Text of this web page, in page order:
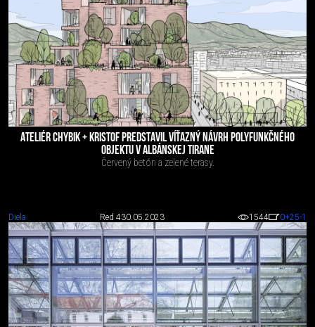
ATELIÉR CHYBIK + KRISTOF PREDSTAVIL VÍŤAZNÝ NÁVRH POLYFUNKČNÉHO
OBJEKTU V ALBÁNSKEJ TIRANE
Červený betón a zelené terasy.
Diela Red 430.05.2023 1544 0+25-1